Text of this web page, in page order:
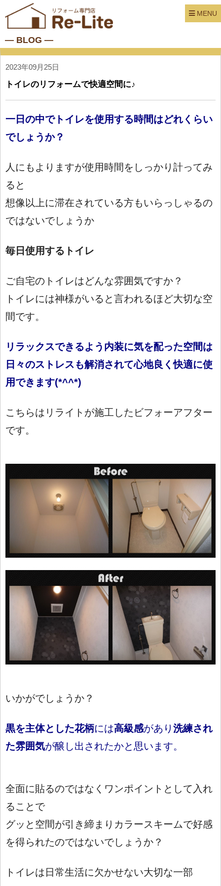
MENU
― BLOG ―
2023年09月25日
トイレのリフォームで快適空間に♪
一日の中でトイレを使用する時間はどれくらい
でしょうか？
人にもよりますが使用時間をしっかり計ってみ
ると
想像以上に滞在されている方もいらっしゃるの
ではないでしょうか
毎日使用するトイレ
ご自宅のトイレはどんな雰囲気ですか？
トイレには神様がいると言われるほど大切な空
間です。
リラックスできるよう内装に気を配った空間は
日々のストレスも解消されて心地良く快適に使
用できます(*^^*)
こちらはリライトが施工したビフォーアフター
です。
いかがでしょうか？
黒を主体とした花柄には高級感があり 洗練され
た雰囲気が醸し出されたかと思います。
全面に貼るのではなくワンポイントとして入れ
ることで
グッと空間が引き締まり カラースキームで好感
を得られたのではないでしょうか？
トイレは日常生活に欠かせない大切な一部